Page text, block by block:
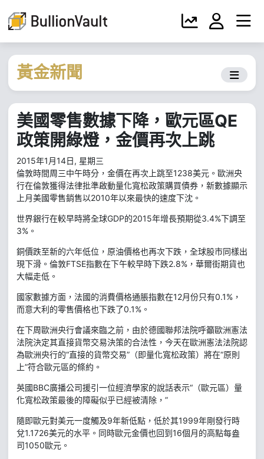
黃金新聞
美國零售數據下降，歐元區QE
政策開綠燈，金價再次上跳
2015年1月14日, 星期三
倫敦時間周三中午時分，金價在再次上跳至1238美元。歐洲央
行在倫敦獲得法律批準啟動量化寬松政策購買債券，新數據顯示
上月美國零售銷售以2010年以來最快的速度下沈。
世界銀行在較早時將全球GDP的2015年增長預期從3.4%下調至
3%。
銅價跌至新的六年低位，原油價格也再次下跌，全球股市同樣出
現下滑。倫敦FTSE指數在下午較早時下跌2.8%，華爾街期貨也
大幅走低。
國家數據方面，法國的消費價格通脹指數在12月份只有0.1%，
而意大利的零售價格也下跌了0.1%。
在下周歐洲央行會議來臨之前，由於德國聯邦法院呼籲歐洲憲法
法院決定其直接貨幣交易決策的合法性，今天在歐洲憲法法院認
為歐洲央行的“直接的貨幣交易”（即量化寬松政策）將在“原則
上”符合歐元區的條約。
英國BBC廣播公司援引一位經濟學家的說話表示“（歐元區）量
化寬松政策最後的障礙似乎已經被清除，”
隨即歐元對美元一度觸及9年新低點，低於其1999年剛發行時
兌1.1726美元的水平。同時歐元金價也回到16個月的高點每盎
司1050歐元。